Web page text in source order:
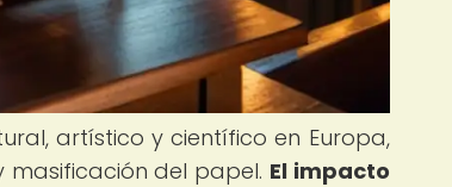
artístico y científico en Europa,
masificación del papel. El impacto